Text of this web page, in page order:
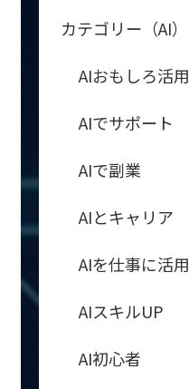
カテゴリー（AI）
AIおもしろ活用
AIでサポート
AIで副業
AIとキャリア
AIを仕事に活用
AIスキルUP
AI初心者